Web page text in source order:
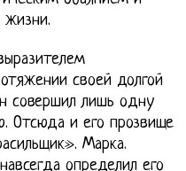
жизни.
своей долгой
совершил лишь одну
Отсюда и его прозвище
Марка.
определил его